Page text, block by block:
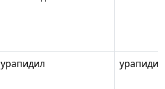
урапидил урапидил